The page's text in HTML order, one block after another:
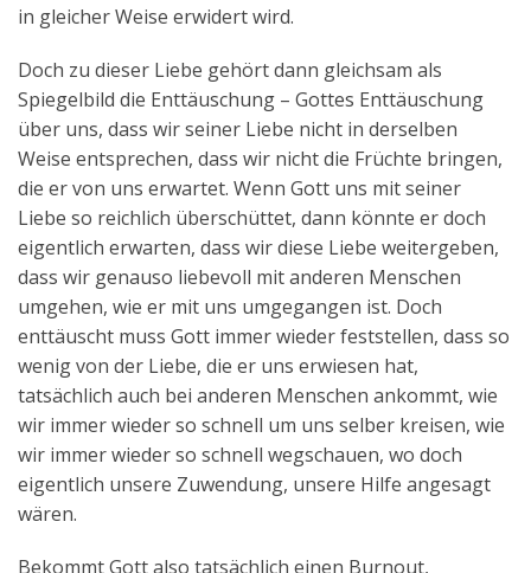
in gleicher Weise erwidert wird.
Doch zu dieser Liebe gehört dann gleichsam als
Spiegelbild die Enttäuschung – Gottes Enttäuschung
über uns, dass wir seiner Liebe nicht in derselben
Weise entsprechen, dass wir nicht die Früchte bringen,
die er von uns erwartet. Wenn Gott uns mit seiner
Liebe so reichlich überschüttet, dann könnte er doch
eigentlich erwarten, dass wir diese Liebe weitergeben,
dass wir genauso liebevoll mit anderen Menschen
umgehen, wie er mit uns umgegangen ist. Doch
enttäuscht muss Gott immer wieder feststellen, dass so
wenig von der Liebe, die er uns erwiesen hat,
tatsächlich auch bei anderen Menschen ankommt, wie
wir immer wieder so schnell um uns selber kreisen, wie
wir immer wieder so schnell wegschauen, wo doch
eigentlich unsere Zuwendung, unsere Hilfe angesagt
wären.
Bekommt Gott also tatsächlich einen Burnout,